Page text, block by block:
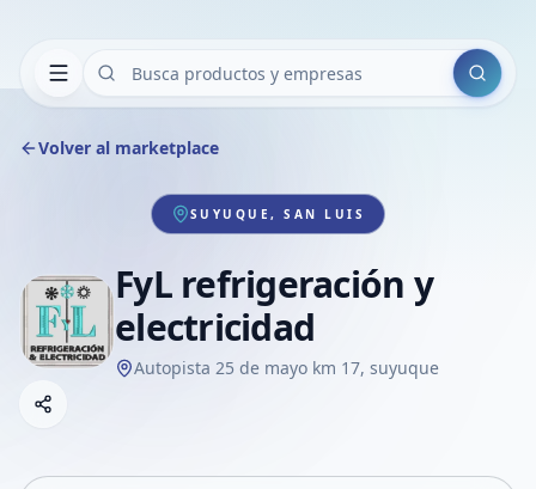
Buscar
Volver al marketplace
SUYUQUE, SAN LUIS
FyL refrigeración y
electricidad
Autopista 25 de mayo km 17, suyuque
Compartir empresa